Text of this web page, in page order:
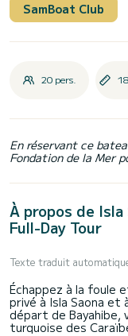
SamBoat Club
20 pers.
En réservant ce
Fondation de la Mer
À propos de
Full-Day Tour
Texte traduit
Échappez à la foule
privé à Isla Saona et
départ de Bayahibe,
turquoise des